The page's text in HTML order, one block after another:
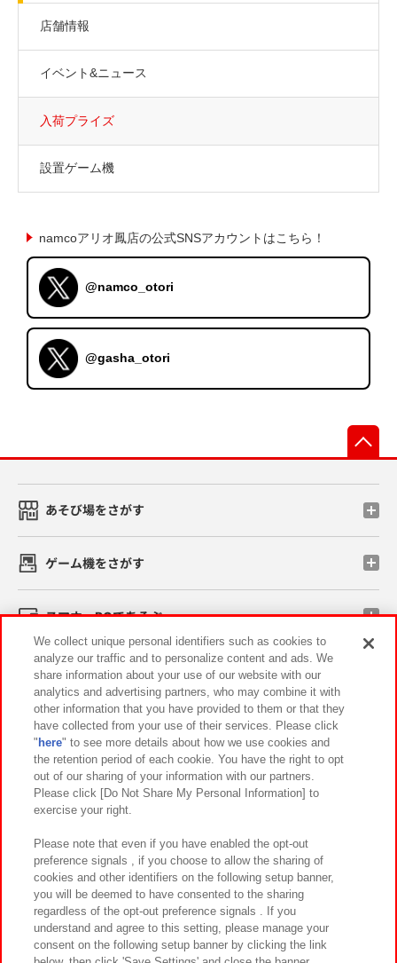
店舗情報
イベント&ニュース
入荷プライズ
設置ゲーム機
namcoアリオ鳳店の公式SNSアカウントはこちら！
@namco_otori
@gasha_otori
あそび場をさがす
ゲーム機をさがす
スマホ・PCであそぶ
イベント・キャンペーン
関連会社 サステナビリティ サイトポリシー
プライバシーポリシー ウェブアクセシビリティ方針と検証結果
お取引先さまとともに
カスタマーハラスメント対応方針 よくあるご質問・お問い合わせ
We collect unique personal identifiers such as cookies to
analyze our traffic and to personalize content and ads. We
share information about your use of our website with our
analytics and advertising partners, who may combine it with
other information that you have provided to them or that they
have collected from your use of their services. Please click
" here" to see more details about how we use cookies and
the retention period of each cookie. You have the right to opt
out of our sharing of your information with our partners.
Please click [Do Not Share My Personal Information] to
exercise your right.
Please note that even if you have enabled the opt-out
preference signals , if you choose to allow the sharing of
cookies and other identifiers on the following setup banner,
you will be deemed to have consented to the sharing
regardless of the opt-out preference signals . If you
understand and agree to this setting, please manage your
consent on the following setup banner by clicking the link